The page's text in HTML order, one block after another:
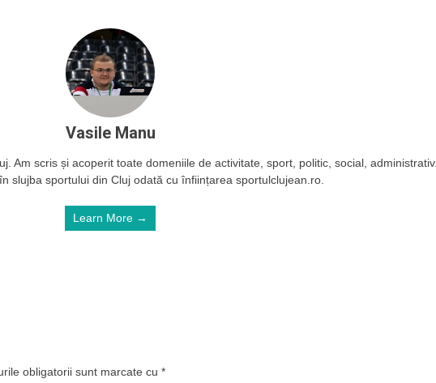
Vasile Manu
Am scris și acoperit toate domeniile de activitate, sport, politic, social, administrativ.
slujba sportului din Cluj odată cu înființarea sportulclujean.ro.
Learn More →
obligatorii sunt marcate cu *